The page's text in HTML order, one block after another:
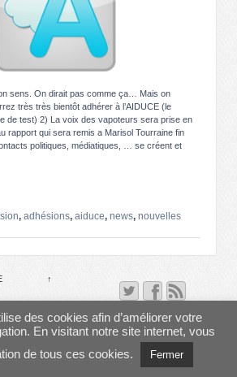
sens. On dirait pas comme ça… Mais on
très très bientôt adhérer à l’AIDUCE (le
de test) 2) La voix des vapoteurs sera prise en
rapport qui sera remis a Marisol Tourraine fin
politiques, médiatiques, … se créent et
, adhésions, aiduce, news, nouvelles
↑
des cookies afin d’améliorer votre
En visitant notre site internet, vous
de tous ces cookies.
Fermer